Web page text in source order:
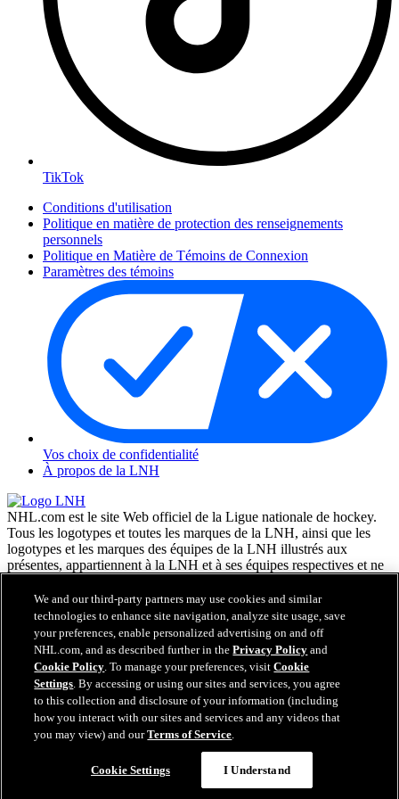
TikTok
Conditions d'utilisation
Politique en matière de protection des renseignements
personnels
Politique en Matière de Témoins de Connexion
Paramètres des témoins
Vos choix de confidentialité
À propos de la LNH
NHL.com est le site Web officiel de la Ligue nationale de hockey.
Tous les logotypes et toutes les marques de la LNH, ainsi que les
logotypes et les marques des équipes de la LNH illustrés aux
présentes, appartiennent à la LNH et à ses équipes respectives et ne
Enterprises, L.P. © LNH 2026. Tous droits réservés. Tous les
chandails d'équipe de la LNH personnalisés avec les noms des
joueurs de la LNH et leurs numéros sont officiellement sous license
de la LNH et de l'AJLNH. Le mot servant de marque Zamboni et la
configuration de la surfaceuse Zamboni sont des marques de
commerce déposées de Frank J. Zamboni & Co., Inc. © Frank J.
Zamboni & Co., Inc. 2026. Tous droits réservés. Toute autre marque
déposée ou tout droit d'auteur d'une tierce partie sont la propriété de
leurs auteurs respectifs. Tous droits réservés.
We and our third-party partners may use cookies and similar
technologies to enhance site navigation, analyze site usage, save
your preferences, enable personalized advertising on and off
NHL.com, and as described further in thePrivacy Policy and
Cookie Policy. To manage your preferences, visitCookie
Settings. By accessing or using our sites and services, you agree
to this collection and disclosure of your information (including
how you interact with our sites and services and any videos that
you may view) and ourTerms of Service.
Cookie Settings I Understand